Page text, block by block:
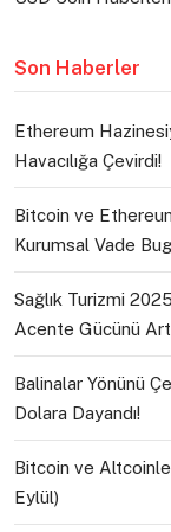
Son Haberler
Ethereum
Havacılığa Çevirdi!
Bitcoin ve
Kurumsal Vade
Sağlık Turizmi
Acente Gücünü
Balinalar Yönünü
Dolara Dayandı!
Bitcoin ve
Eylül)